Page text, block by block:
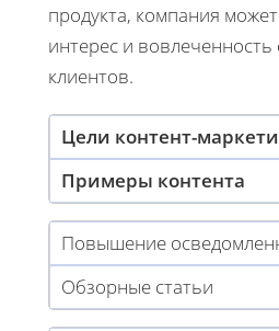
продукта, компания
интерес и
клиентов.
Цели контент-
Примеры контента
Повышение
Обзорные статьи